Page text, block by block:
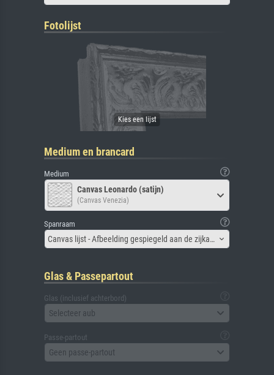
Fotolijst
Medium en brancard
Medium
Canvas Leonardo (satijn)
(Canvas Venezia)
Spanraam
Canvas lijst - Afbeelding gespiegeld aan de zijkant
Glas & Passepartout
Glas (inclusief achterbord)
Selecteer aub
Passe-partout
Geen passe-partout